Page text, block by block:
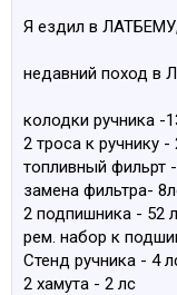
Я ездил в
недавний поход в
колодки ручника -
2 троса к ручнику -
топливный фильрт
замена фильтра-
2 подпишника - 52
рем. набор к
Стенд ручника - 4
2 хамута - 2 лс